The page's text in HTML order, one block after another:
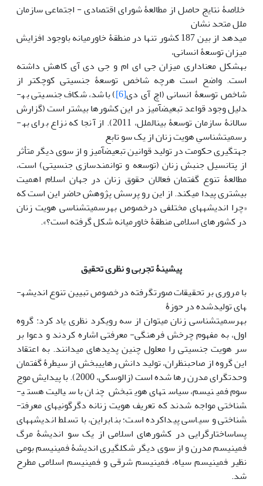
خلاصۀ نتایج حاصل از مطالعۀ شورای اقتصادی - اجتماعی سازمان
ملل متحد نشان
می­دهد از بین 187 کشور تنها در منطقۀ خاورمیانه باوجود افزایش
میزان توسعۀ انسانی،
به­شکل معناداری میزان جی ای ام و جی دی آی کاهش داشته
است. واضح است هرچه شاخص توسعۀ جنسیتی کوچک‏تر از
شاخص توسعۀ انسانی (اچ آی دی[6]) باشد، شکاف جنسیتی به­
دلیل وجود قواعد تبعیض­آمیز در این کشورها بیشتر است (گزارش
سالانۀ سازمان توسعۀ بین­الملل، 2011). از آنجا که نزاع برای به­
رسمیت­شناسیِ هویت زنان از یک سو تابع
جهت­گیری حکومت در تولید قوانین تبعیض­آمیز و از سوی دیگر متأثر
از پتانسیل جنبش زنان (توسعه و توانمندسازی جنسیتی) است،
مطالعۀ تنوع گفتمان فعالان حقوق زنان در جهان اسلام اهمیت
بیشتری پیدا می­کند. از این رو پرسش پژوهش حاضر این است که
«چرا اندیشه­های مختلفی درخصوص به­رسمیت­شناسی هویت زنان
در کشورهای اسلامی منطقۀ خاورمیانه شکل گرفته است؟».
پیشینۀ تجربی و نظری تحقیق
با مروری بر تحقیقات صورت‏گرفته درخصوص تبیین تنوع اندیشه­
های تولیدشده در حوزۀ
به­رسمیت­شناسی زنان می­توان از سه رویکرد نظری یاد کرد: گروه
اول، به مفهوم چرخش فرهنگی- معرفتی اشاره کردند و دعوا بر
سر هویت جنسیتی را معلول چنین پدیده­ای می­دانند. به اعتقاد
این گروه از صاحب­نظران، تولید دانش رهایی­بخش از سیطرۀ گفتمان
وحدت­گرای مدرن رها شده است (زالوسکی، 2000). با پیدایش موج
سوم فمینیسم، سیاست­های هویت­بخش چنان با سیالیت هستی­
شناختی مواجه شدند ­که تعریف هویت زنانه دگرگونی­های معرفت­
شناختی و سیاسی پیداکرده است؛ بنابراین، با تسلط اندیشه­های
پساساختارگرایی در کشورهای اسلامی از یک سو اندیشۀ مرگ
فمینیسم مدرن و از سوی دیگر شکل­گیری اندیشۀ فمینیسم بومی
نظیر فمینیسم سیاه، فمینیسم شرقی و فمینیسم اسلامی مطرح
شد.